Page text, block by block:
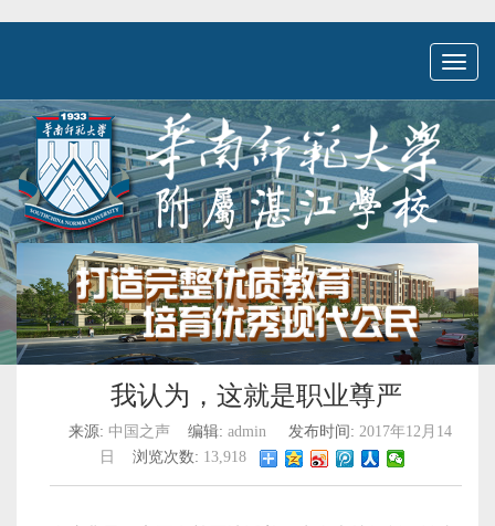
Toggle
我认为，这就是职业尊严
来源: 中国之声 编辑: admin 发布时间: 2017年12月14
日
浏览次数: 13,918